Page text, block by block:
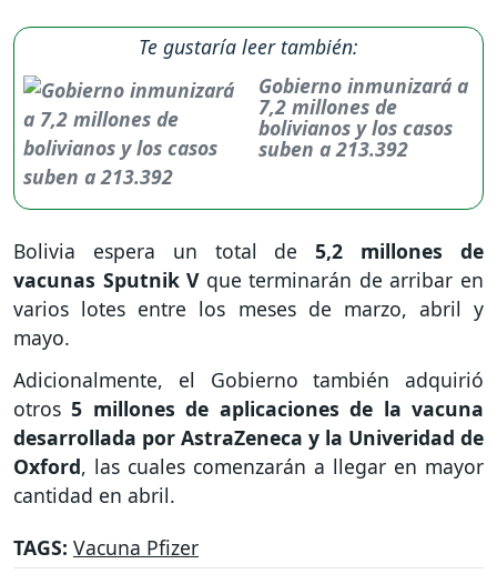
Te gustaría leer también:
Gobierno inmunizará a
7,2 millones de
bolivianos y los casos
suben a 213.392
Bolivia espera un total de5,2 millones de
vacunas Sputnik V que terminarán de arribar en
varios lotes entre los meses de marzo, abril y
mayo.
Adicionalmente, el Gobierno también adquirió
otros5 millones de aplicaciones de la vacuna
desarrollada por AstraZeneca y la Univeridad de
Oxford, las cuales comenzarán a llegar en mayor
cantidad en abril.
TAGS: Vacuna Pfizer